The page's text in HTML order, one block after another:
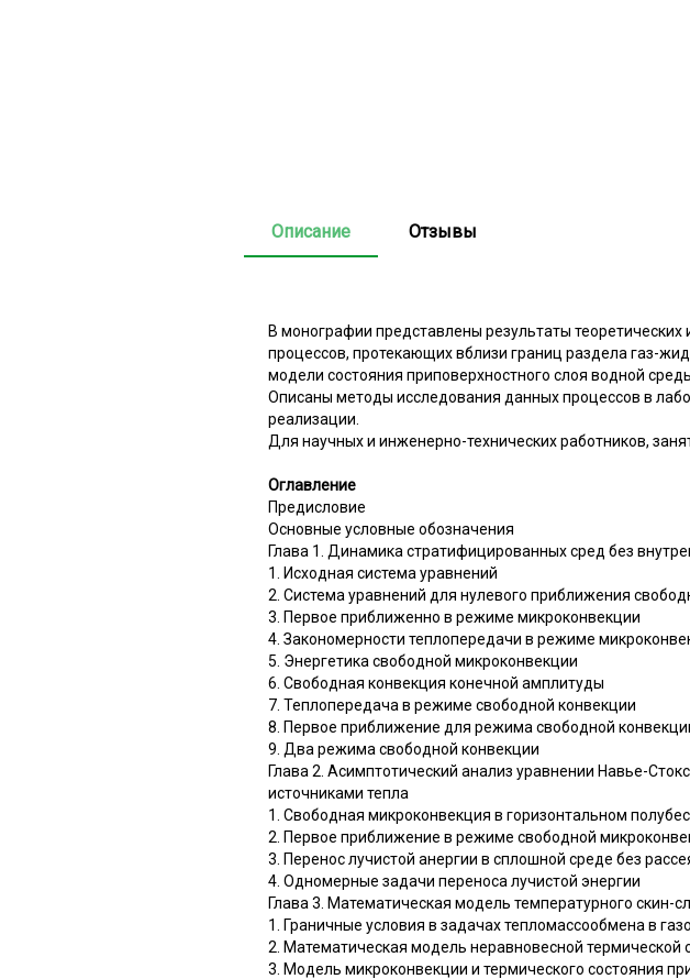
Описание Отзывы
В монографии представлены результаты
процессов, протекающих вблизи границ раздела газ-
модели состояния приповерхностного слоя водной
Описаны методы исследования данных процессов в
реализации.
Для научных и инженерно-технических работников,
Оглавление
Предисловие
Основные условные обозначения
Глава 1. Динамика стратифицированных сред без
1. Исходная система уравнений
2. Система уравнений для нулевого приближения
3. Первое приближенно в режиме микроконвекции
4. Закономерности теплопередачи в режиме
5. Энергетика свободной микроконвекции
6. Свободная конвекция конечной амплитуды
7. Теплопередача в режиме свободной конвекции
8. Первое приближение для режима свободной
9. Два режима свободной конвекции
Глава 2. Асимптотический анализ уравнении Навье-
источниками тепла
1. Свободная микроконвекция в горизонтальном
2. Первое приближение в режиме свободной
3. Перенос лучистой анергии в сплошной среде без
4. Одномерные задачи переноса лучистой энергии
Глава 3. Математическая модель температурного скин-
1. Граничные условия в задачах тепломассообмена в
2. Математическая модель неравновесной термической
3. Модель микроконвекции и термического состояния